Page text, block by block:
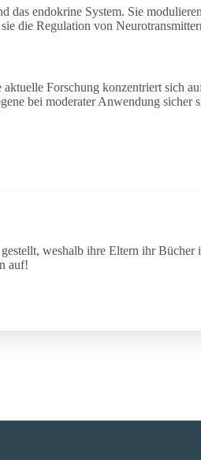
das endokrine System. Sie
die Regulation von
Forschung konzentriert sich
bei moderater Anwendung
weshalb ihre Eltern ihr
auf!